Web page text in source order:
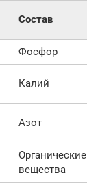
Состав
Фосфор
Калий
Азот
Органические
вещества